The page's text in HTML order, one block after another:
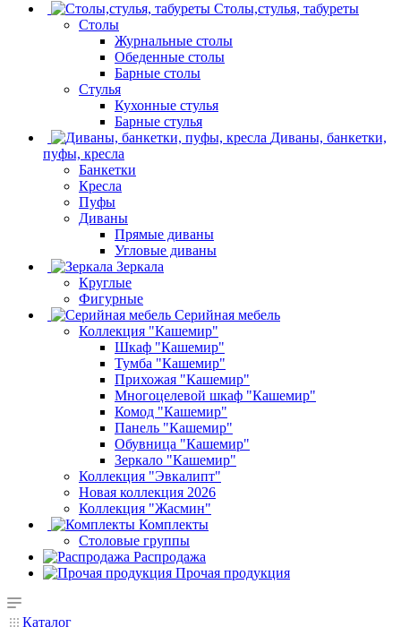
Столы,стулья, табуреты
Столы
Журнальные столы
Обеденные столы
Барные столы
Стулья
Кухонные стулья
Барные стулья
Диваны, банкетки,
пуфы, кресла
Банкетки
Кресла
Пуфы
Диваны
Прямые диваны
Угловые диваны
Зеркала
Круглые
Фигурные
Серийная мебель
Коллекция "Кашемир"
Шкаф "Кашемир"
Тумба "Кашемир"
Прихожая "Кашемир"
Многоцелевой шкаф "Кашемир"
Комод "Кашемир"
Панель "Кашемир"
Обувница "Кашемир"
Зеркало "Кашемир"
Коллекция "Эвкалипт"
Новая коллекция 2026
Коллекция "Жасмин"
Комплекты
Столовые группы
Распродажа
Прочая продукция
Каталог